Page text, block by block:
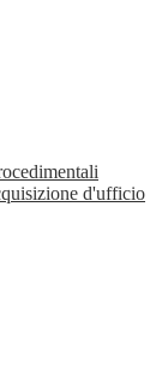
d'ufficio